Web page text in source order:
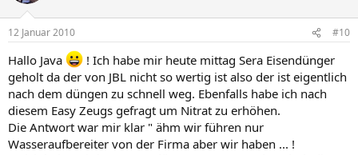
12 Januar 2010 #10
Hallo Java
! Ich habe mir heute mittag Sera Eisendünger
geholt da der von JBL nicht so wertig ist also der ist eigentlich
nach dem düngen zu schnell weg. Ebenfalls habe ich nach
diesem Easy Zeugs gefragt um Nitrat zu erhöhen.
Die Antwort war mir klar " ähm wir führen nur
Wasseraufbereiter von der Firma aber wir haben ... !